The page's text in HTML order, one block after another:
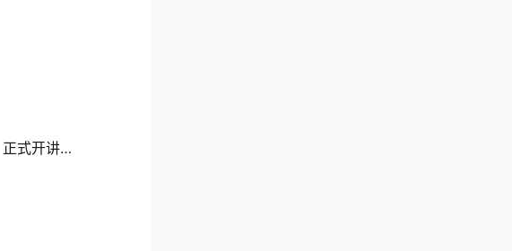
助力合作伙伴，加速经营增长！本周四（5月21日）下午3点，云商店第六期《商家速递》正式开讲！诚邀您的参与~